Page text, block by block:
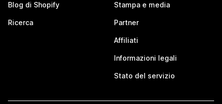
Blog di Shopify
Ricerca
Stampa e media
Partner
Affiliati
Informazioni legali
Stato del servizio